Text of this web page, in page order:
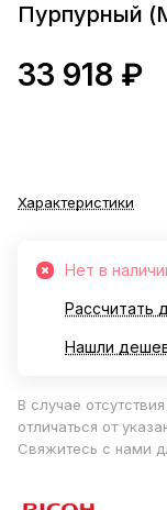
Пурпурный
33 918 ₽
Характеристики
Нет в
Рассчитать
Нашли
В случае
отличаться от
Свяжитесь с нами